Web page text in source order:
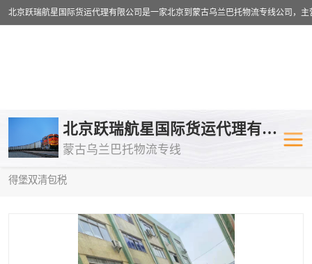
北京跃瑞航星国际货运代理有限公司
蒙古乌兰巴托物流专线
得堡双清包税
乌兰巴托物流专线 乌兰巴托铁
乌兰巴托公路运输
中欧班列
蒙古乌兰巴托双清包税
蒙古乌兰巴托空运专线